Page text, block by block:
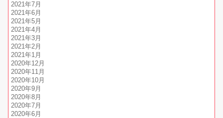
2021年7月
2021年6月
2021年5月
2021年4月
2021年3月
2021年2月
2021年1月
2020年12月
2020年11月
2020年10月
2020年9月
2020年8月
2020年7月
2020年6月